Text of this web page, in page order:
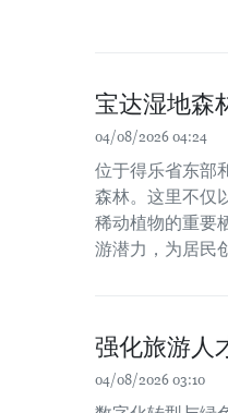
宝达湿地森
04/08/2026 04:24
位于得乐省东部
森林。这里不仅
稀动植物的重要
游潜力，为居民
强化旅游人
04/08/2026 03:10